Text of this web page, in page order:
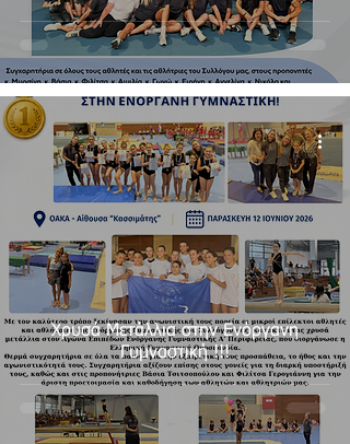
Χρυσά Μετάλλια στην Ενόργανη
Γυμναστική !!!